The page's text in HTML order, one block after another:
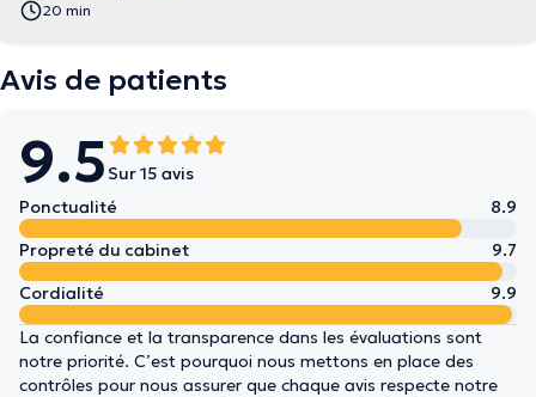
20 min
Avis de patients
9.5 Sur 15 avis
Ponctualité
8.9
Propreté du cabinet
9.7
Cordialité
9.9
La confiance et la transparence dans les évaluations sont
notre priorité. C’est pourquoi nous mettons en place des
contrôles pour nous assurer que chaque avis respecte notre